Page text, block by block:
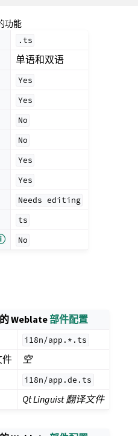
功能
.ts
单语和双语
Yes
Yes
No
No
Yes
Yes
Needs editing
ts
No
Weblate部件配置
i18n/app.*.ts
件
空
i18n/app.de.ts
Qt Linguist 翻译文件